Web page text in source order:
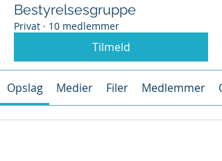
Bestyrelsesgruppe
Privat · 10 medlemmer
Tilmeld
Opslag Medier Filer Medlemmer